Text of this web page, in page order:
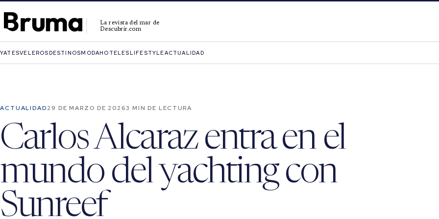
La revista del mar de
Descubrir.com
YATESVELEROSDESTINOSMODAHOTELESLIFESTYLEACTUALIDAD
ACTUALIDAD29 DE MARZO DE 20263 MIN DE LECTURA
Carlos Alcaraz entra en el
mundo del yachting con
Sunreef